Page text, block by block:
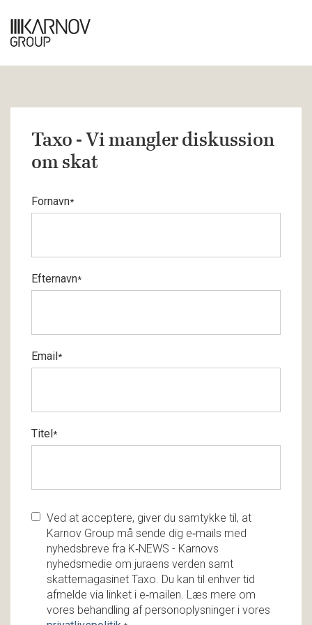
Taxo - Vi mangler diskussion
om skat
Fornavn*
Efternavn*
Email*
Titel*
Ved at acceptere, giver du samtykke til, at
Karnov Group må sende dig e‑mails med
nyhedsbreve fra K‑NEWS - Karnovs
nyhedsmedie om juraens verden samt
skattemagasinet Taxo. Du kan til enhver tid
afmelde via linket i e‑mailen. Læs mere om
vores behandling af personoplysninger i vores